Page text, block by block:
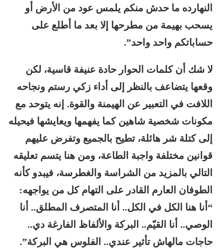
النهارده ما حدش منكم يلمس عود من الأرض أو
يسحب بهيمة من مطرحها إلا بعد ما أطلع على
حساباتكم واحد واحد”.
لا شك أن كلمات الحوار حادة عنيفة قاسية، لكن
وقعها يتضاعف بالنظر إلى أداء زكي رستم ونجاحه
اللافت في التعبير عن الهيمنة والقوة. إنه يتوحد مع
مكونات شخصية شاهين كما يفهمها ويعايشها فيحيله
إلى كتلة شر هائلة، تطيح بالجميع وتفرض عليهم
قوانين مختلفة واجبة الطاعة، ومن هنا يتسم تعليقه
التالي بالمزيد من الشراسة والغطرسة، فيبدو كأنه
الطوفان العارم القادر على التهام كل من يواجهه:
“أنا هنا الكل في الكل.. أنا المتصرف المطلق.. أنا
الوصي.. أنا القيّم.. البركة والألفاظ الفارغة دي..
حاجات مالهاش تأثير عندي.. الفلوس هي البركة”.